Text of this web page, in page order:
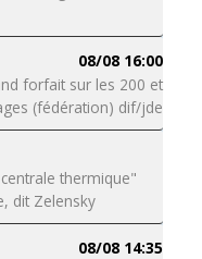
08/08 16:00
forfait sur les 200 et
(fédération) dif/jde
thermique"
dit Zelensky
08/08 14:35